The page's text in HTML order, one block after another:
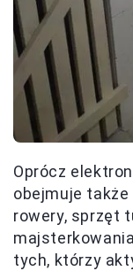
Oprócz
obejmuje także
rowery, sprzęt
tych, którzy